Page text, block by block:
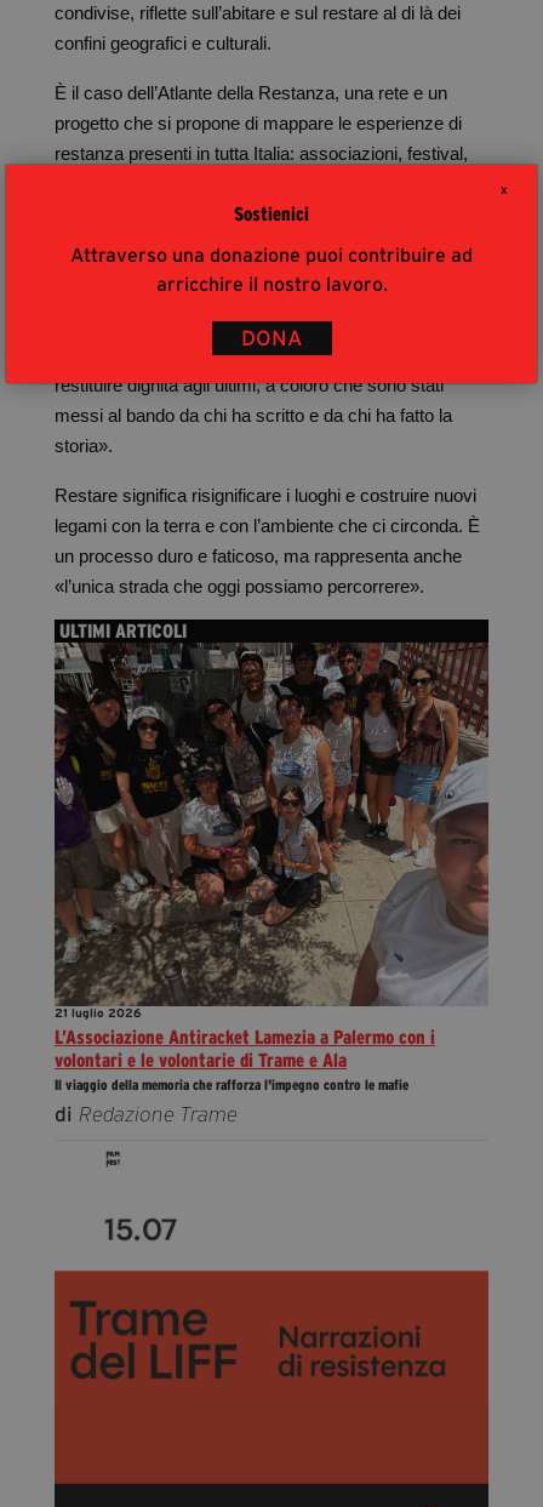
X
Sostienici
Attraverso una donazione puoi contribuire ad
arricchire il nostro lavoro.
DONA
condivise, riflette sull’abitare e sul restare al di là dei
confini geografici e culturali.
È il caso dell’Atlante della Restanza, una rete e un
progetto che si propone di mappare le esperienze di
restanza presenti in tutta Italia: associazioni, festival,
dei territori e nel contrasto allo spopolamento.
Un ritorno al passato, in questo senso, potrebbe
rivelarsi proficuo. Non un ritorno nostalgico a un tempo
ormai irrecuperabile, bensì un recupero critico della
propria identità che – come spiega Teti – «possa
restituire dignità agli ultimi, a coloro che sono stati
messi al bando da chi ha scritto e da chi ha fatto la
storia».
Restare significa risignificare i luoghi e costruire nuovi
legami con la terra e con l’ambiente che ci circonda. È
un processo duro e faticoso, ma rappresenta anche
«l’unica strada che oggi possiamo percorrere».
ULTIMI ARTICOLI
21 luglio 2026
L’Associazione Antiracket Lamezia a Palermo con i
volontari e le volontarie di Trame e Ala
Il viaggio della memoria che rafforza l'impegno contro le mafie
di Redazione Trame